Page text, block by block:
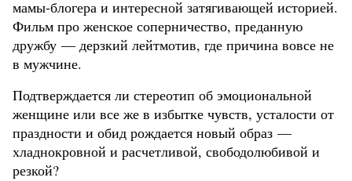
мамы-блогера и интересной затягивающей историей.
Фильм про женское соперничество, преданную
дружбу — дерзкий лейтмотив, где причина вовсе не
в мужчине.
Подтверждается ли стереотип об эмоциональной
женщине или все же в избытке чувств, усталости от
праздности и обид рождается новый образ —
хладнокровной и расчетливой, свободолюбивой и
резкой?